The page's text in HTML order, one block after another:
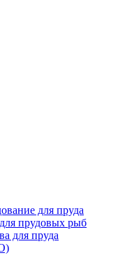
для пруда
прудовых рыб
для пруда